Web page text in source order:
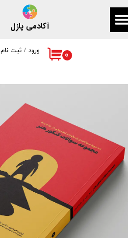
آکادمی پازل
۰ ورود / ثبت نام
حساب کاربری من
خروج از حساب کاربری